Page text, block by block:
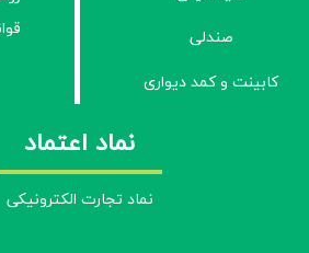
صندلی
کابینت و کمد دیواری
نماد اعتماد
نماد تجارت الکترونیکی